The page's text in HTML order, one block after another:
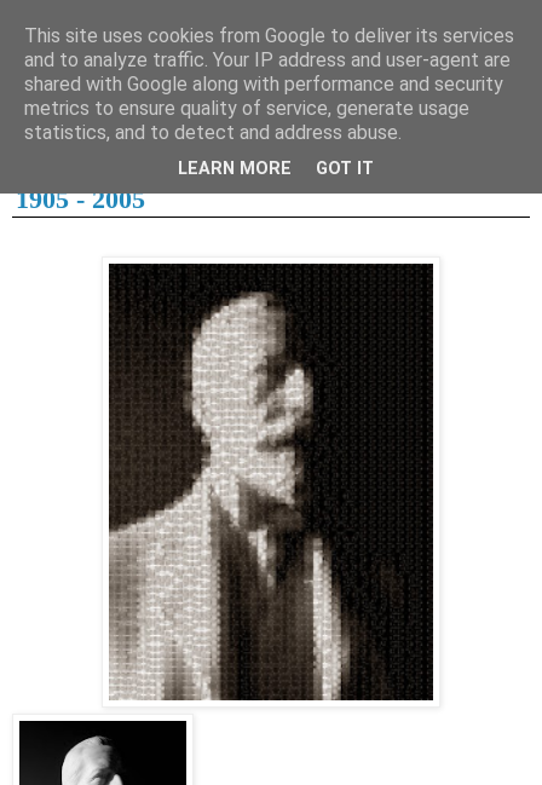
1. mars 2005
1905 - 2005
This site uses cookies from Google to deliver its services
and to analyze traffic. Your IP address and user-agent are
shared with Google along with performance and security
metrics to ensure quality of service, generate usage
statistics, and to detect and address abuse.
LEARN MORE GOT IT